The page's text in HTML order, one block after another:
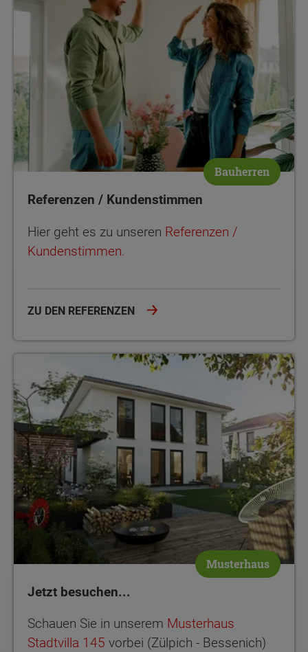
Bauherren
Referenzen / Kundenstimmen
Hier geht es zu unseren Referenzen /
Kundenstimmen.
ZU DEN REFERENZEN
Musterhaus
Jetzt besuchen...
Schauen Sie in unserem Musterhaus
Stadtvilla 145 vorbei (Zülpich - Bessenich)